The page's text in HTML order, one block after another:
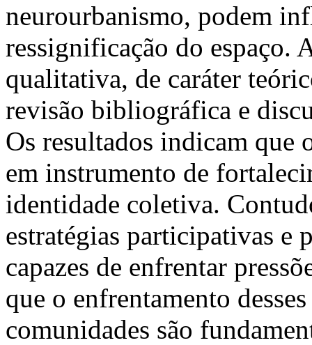
neurourbanismo, podem
ressignificação do espaço.
qualitativa, de caráter
revisão bibliográfica e
Os resultados indicam
em instrumento de
identidade coletiva.
estratégias participativas e
capazes de enfrentar
que o enfrentamento
comunidades são